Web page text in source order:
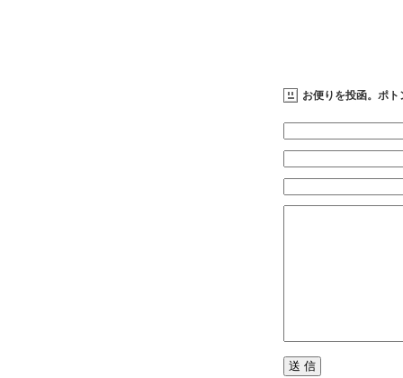
お便りを投函。ポト